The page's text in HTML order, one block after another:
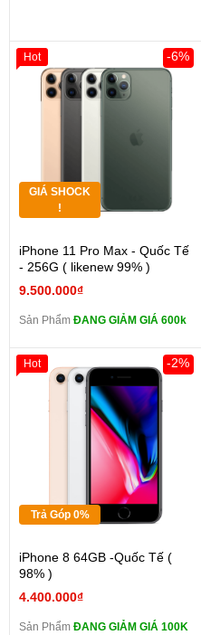
GIÁ SHOCK
!
iPhone 11 Pro Max - Quốc Tế
- 256G ( likenew 99% )
9.500.000₫
-6%
Sản Phẩm ĐANG GIẢM GIÁ 600k
Hot
Trả Góp 0%
iPhone 8 64GB -Quốc Tế (
98% )
4.400.000₫
-2%
Sản Phẩm ĐANG GIẢM GIÁ 100K
Hot